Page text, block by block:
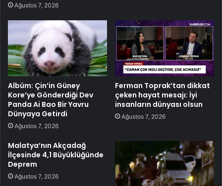
Ağustos 7, 2026
Albüm: Çin’in Güney
Kore’ye Gönderdiği Dev
Panda Ai Bao Bir Yavru
Dünyaya Getirdi
Ağustos 7, 2026
Ferman Toprak’tan dikkat
çeken hayat mesajı: İyi
insanların dünyası olsun
Ağustos 7, 2026
Malatya’nın Akçadağ
İlçesinde 4,1 Büyüklüğünde
Deprem
Ağustos 7, 2026